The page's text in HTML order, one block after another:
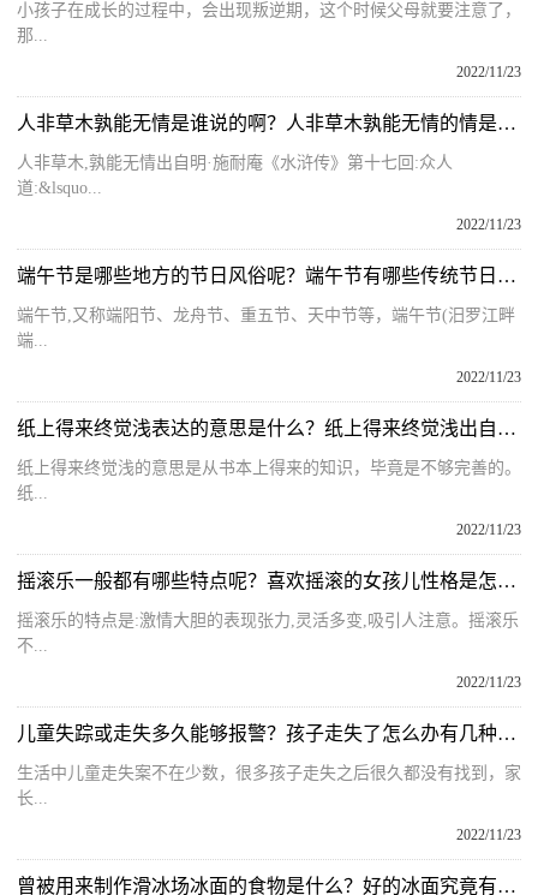
小孩子在成长的过程中，会出现叛逆期，这个时候父母就要注意了，
那...
2022/11/23
人非草木孰能无情是谁说的啊？人非草木孰能无情的情是什么情呢？
人非草木,孰能无情出自明·施耐庵《水浒传》第十七回:众人
道:&lsquo...
2022/11/23
端午节是哪些地方的节日风俗呢？端午节有哪些传统节日风俗呢？
端午节,又称端阳节、龙舟节、重五节、天中节等，端午节(汨罗江畔
端...
2022/11/23
纸上得来终觉浅表达的意思是什么？纸上得来终觉浅出自一首什么诗？
纸上得来终觉浅的意思是从书本上得来的知识，毕竟是不够完善的。
纸...
2022/11/23
摇滚乐一般都有哪些特点呢？喜欢摇滚的女孩儿性格是怎么样的呢？
摇滚乐的特点是:激情大胆的表现张力,灵活多变,吸引人注意。摇滚乐
不...
2022/11/23
儿童失踪或走失多久能够报警？孩子走失了怎么办有几种方法补救？
生活中儿童走失案不在少数，很多孩子走失之后很久都没有找到，家
长...
2022/11/23
曾被用来制作滑冰场冰面的食物是什么？好的冰面究竟有多重要呢？